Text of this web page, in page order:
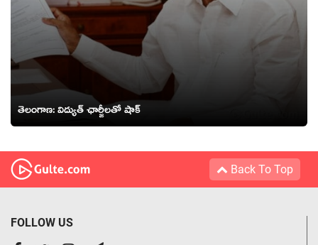
తెలంగాణ: విద్యుత్ ఛార్జీలతో షాక్
Back To Top
FOLLOW US